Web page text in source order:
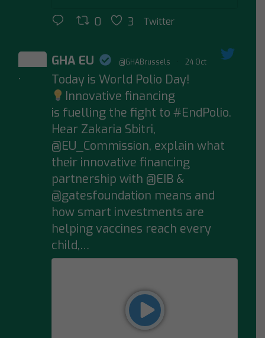
0 3 Twitter
;
GHA EU @GHABrussels · 24 Oct
Today is World Polio Day!
Innovative financing
is fuelling the fight to #EndPolio.
Hear Zakaria Sbitri,
@EU_Commission, explain what
their innovative financing
partnership with @EIB &
@gatesfoundation means and
how smart investments are
helping vaccines reach every
child,…